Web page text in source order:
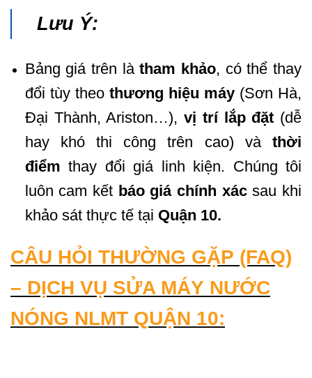
Lưu Ý:
Bảng giá trên làtham khảo, có thể thay
đổi tùy theo thương hiệu máy(Sơn Hà,
Đại Thành, Ariston…),vị trí lắp đặt (dễ
hay khó thi công trên cao) và thời
điểm thay đổi giá linh kiện. Chúng tôi
luôn cam kết báo giá chính xácsau khi
khảo sát thực tế tại Quận 10.
CÂU HỎI THƯỜNG GẶP (FAQ)
– DỊCH VỤ SỬA MÁY NƯỚC
NÓNG NLMT QUẬN 10: